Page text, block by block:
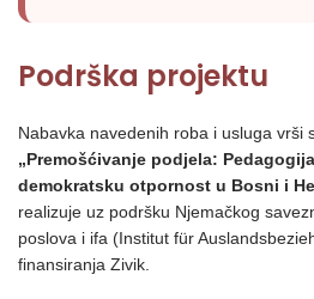
Podrška projektu
Nabavka navedenih roba i usluga vrši
„Premošćivanje podjela:
demokratsku otpornost u Bosni i
realizuje uz podršku Njemačkog
poslova i ifa (Institut für
finansiranja Zivik.